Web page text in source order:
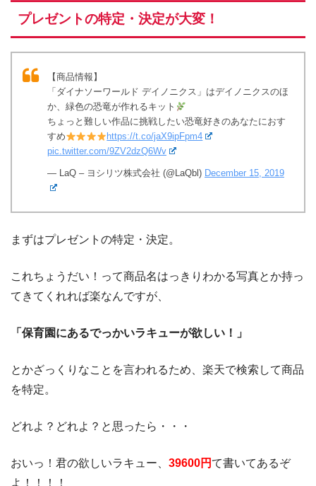
プレゼントの特定・決定が大変！
【商品情報】
「ダイナソーワールド デイノニクス」はデイノニクスのほ
か、緑色の恐竜が作れるキット
ちょっと難しい作品に挑戦したい恐竜好きのあなたにおす
すめ
https://t.co/jaX9ipFpm4
pic.twitter.com/9ZV2dzQ6Wv
— LaQ – ヨシリツ株式会社 (@LaQbl) December 15, 2019
まずはプレゼントの特定・決定。
これちょうだい！って商品名はっきりわかる写真とか持っ
てきてくれれば楽なんですが、
「保育園にあるでっかいラキューが欲しい！」
とかざっくりなことを言われるため、楽天で検索して商品
を特定。
どれよ？どれよ？と思ったら・・・
おいっ！君の欲しいラキュー、 39600円 て書いてあるぞ
よ！！！！